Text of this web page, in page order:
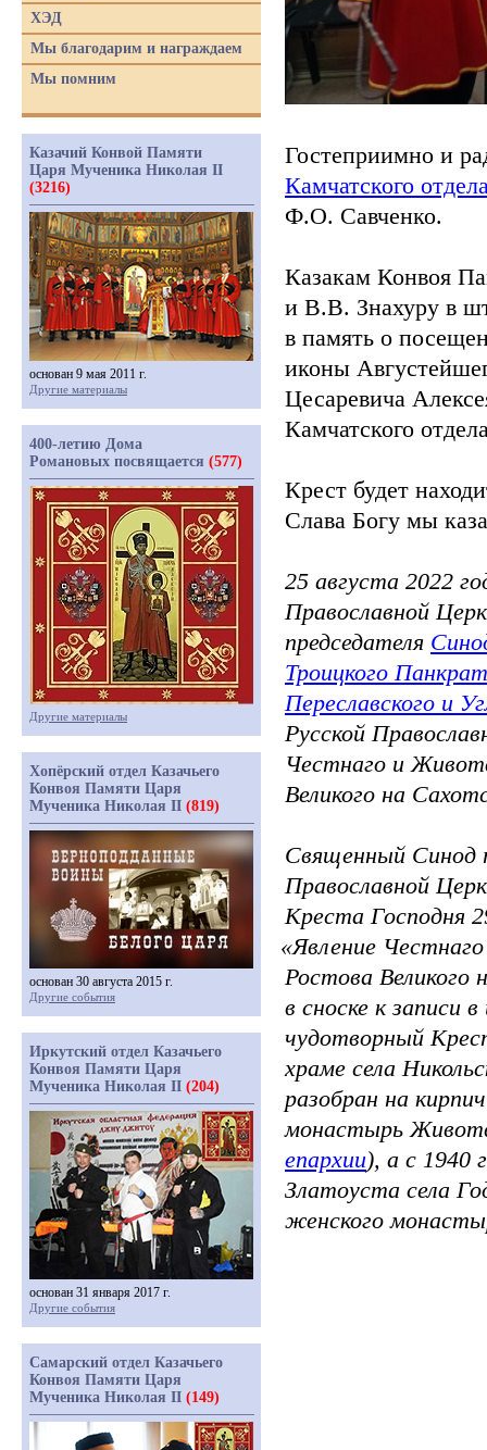
Гостеприимно и
Камчатского
Ф.О. Савченко.
Казакам Конвоя
и В.В. Знахуру в
в память о
иконы
Цесаревича
Камчатского
Крест будет
Слава Богу мы
25 августа 2022
Православной
председателя
Троицкого
Переславского и
Русской
Честнаго и
Великого на
Священный Синод
Православной
Креста Господня
«Явление
Ростова Великого
в сноске к записи
чудотворный
храме села
разобран на
монастырь
епархии), а с 1940
Златоуста села
женского
ХЭД
Мы благодарим и награждаем
Мы помним
Казачий Конвой Памяти
Царя Мученика Николая II
(3216)
основан 9 мая 2011 г.
Другие материалы
400-летию Дома
Романовых посвящается (577)
Другие материалы
Хопёрский отдел Казачьего
Конвоя Памяти Царя
Мученика Николая II (819)
основан 30 августа 2015 г.
Другие события
Иркутский отдел Казачьего
Конвоя Памяти Царя
Мученика Николая II (204)
основан 31 января 2017 г.
Другие события
Самарский отдел Казачьего
Конвоя Памяти Царя
Мученика Николая II (149)